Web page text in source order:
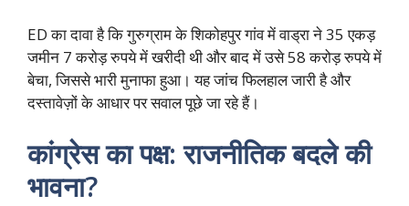
ED का दावा है कि गुरुग्राम के शिकोहपुर गांव में वाड्रा ने 35 एकड़
जमीन 7 करोड़ रुपये में खरीदी थी और बाद में उसे 58 करोड़ रुपये में
बेचा, जिससे भारी मुनाफा हुआ। यह जांच फिलहाल जारी है और
दस्तावेज़ों के आधार पर सवाल पूछे जा रहे हैं।
कांग्रेस का पक्ष: राजनीतिक बदले की
भावना?